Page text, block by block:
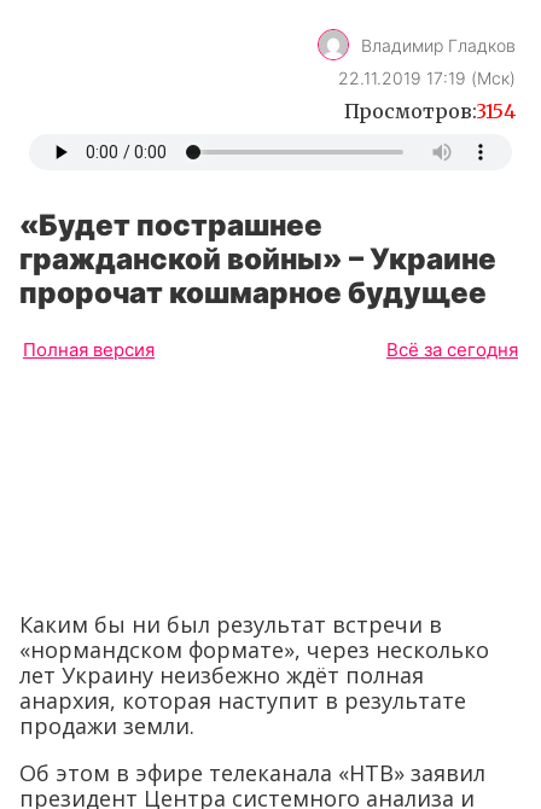
Владимир Гладков
22.11.2019 17:19 (Мск)
Просмотров:3154
«Будет пострашнее
гражданской войны» – Украине
пророчат кошмарное будущее
Полная версия Всё за сегодня
Каким бы ни был результат встречи в
«нормандском формате», через несколько
лет Украину неизбежно ждёт полная
анархия, которая наступит в результате
продажи земли.
Об этом в эфире телеканала «НТВ» заявил
президент Центра системного анализа и